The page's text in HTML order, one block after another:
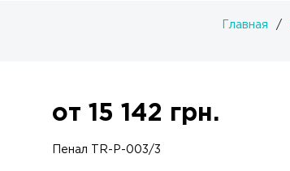
Главная /
от 15 142 грн.
Пенал TR-P-003/3